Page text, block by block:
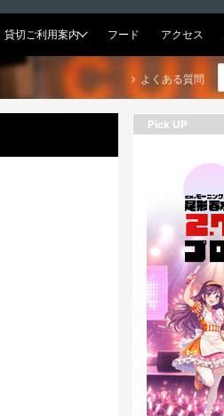
貸切ご利用案内 フード アクセス
よくある質問
Pick UP